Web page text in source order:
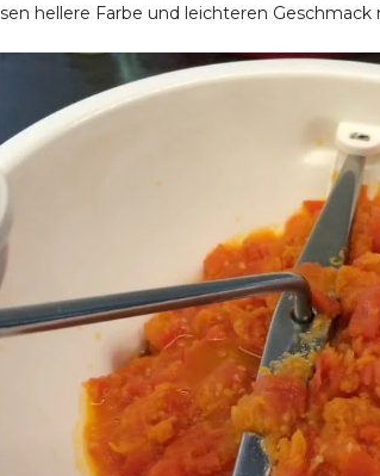
hellere Farbe und leichteren Geschmack